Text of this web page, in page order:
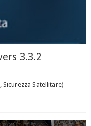
3.3.2
Sicurezza Satellitare)